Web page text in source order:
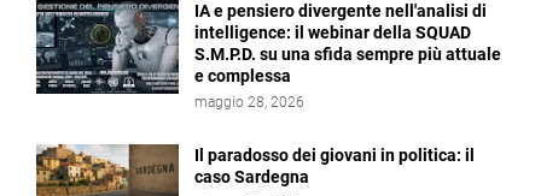
IA e pensiero divergente nell'analisi di
intelligence: il webinar della SQUAD
S.M.P.D. su una sfida sempre più attuale
e complessa
maggio 28, 2026
Il paradosso dei giovani in politica: il
caso Sardegna